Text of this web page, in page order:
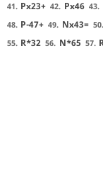
41. Px23+ 42. Px46 43.
48. P-47+ 49. Nx43= 50.
55. R*32 56. N*65 57.